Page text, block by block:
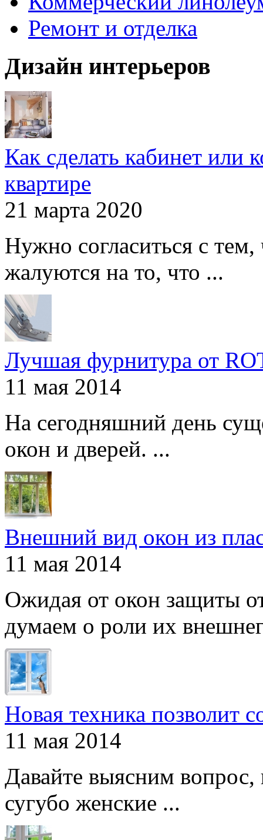
Ремонт и отделка
Дизайн интерьеров
Как сделать кабинет или
квартире
21 марта 2020
Нужно согласиться с
жалуются на то, что ...
Лучшая фурнитура от
11 мая 2014
На сегодняшний день
окон и дверей. ...
Внешний вид окон из
11 мая 2014
Ожидая от окон защиты
думаем о роли их
Новая техника позволит
11 мая 2014
Давайте выясним
сугубо женские ...